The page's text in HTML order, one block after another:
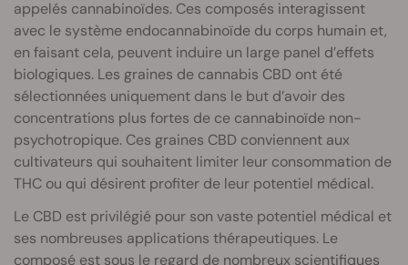
appelés cannabinoïdes. Ces composés interagissent
avec le système endocannabinoïde du corps humain et,
en faisant cela, peuvent induire un large panel d’effets
biologiques. Les graines de cannabis CBD ont été
sélectionnées uniquement dans le but d’avoir des
concentrations plus fortes de ce cannabinoïde non-
psychotropique. Ces graines CBD conviennent aux
cultivateurs qui souhaitent limiter leur consommation de
THC ou qui désirent profiter de leur potentiel médical.
Le CBD est privilégié pour son vaste potentiel médical et
ses nombreuses applications thérapeutiques. Le
composé est sous le regard de nombreux scientifiques